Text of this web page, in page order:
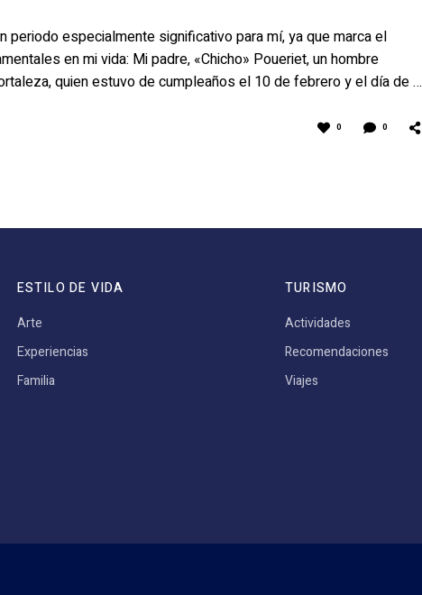
periodo especialmente significativo para mí, ya que marca el
en mi vida: Mi padre, «Chicho» Poueriet, un hombre
quien estuvo de cumpleaños el 10 de febrero y el día de …
0 0
ESTILO DE VIDA
Arte
Experiencias
Familia
TURISMO
Actividades
Recomendaciones
Viajes